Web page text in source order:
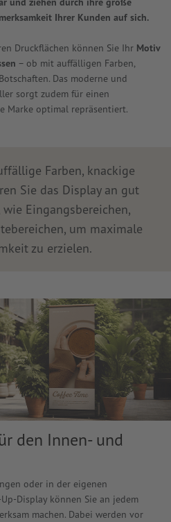
Ihrer Kunden auf sich.
Druckflächen können Sie Ihr Motiv
– ob mit auffälligen Farben,
Das moderne und
sorgt zudem für einen
Marke optimal repräsentiert.
Farben, knackige
Sie das Display an gut
Eingangsbereichen,
um maximale
zu erzielen.
den Innen- und
oder in der eigenen
Display können Sie an jedem
machen. Dabei werden vor